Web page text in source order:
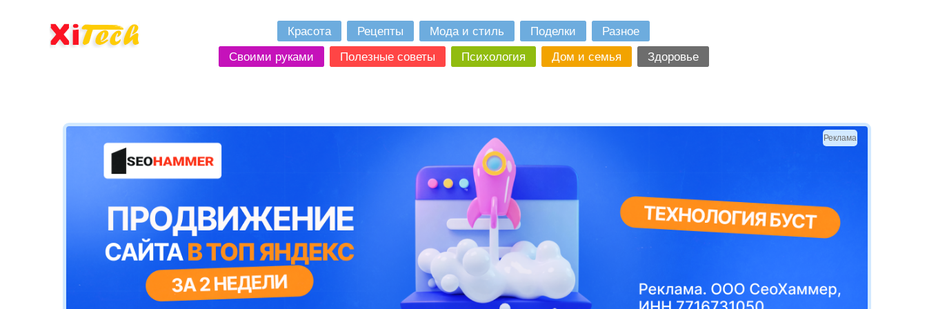
Красота Рецепты Мода и стиль Поделки
Разное
Своими руками
Полезные советы Психология Дом и семья Здоровье
Реклама